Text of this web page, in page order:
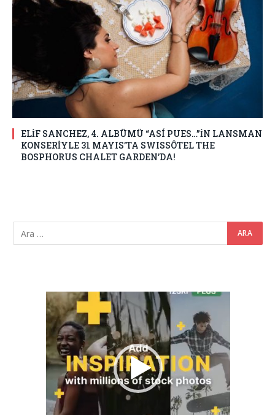
ELİF SANCHEZ, 4. ALBÜMÜ “ASÍ PUES…”İN LANSMAN
KONSERİYLE 31 MAYIS’TA SWISSÔTEL THE
BOSPHORUS CHALET GARDEN’DA!
Video
oynatıcı